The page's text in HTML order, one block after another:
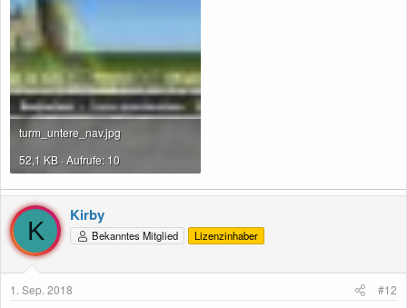
turm_untere_nav.jpg
52,1 KB · Aufrufe: 10
K
Kirby
Bekanntes Mitglied Lizenzinhaber
1. Sep. 2018 #12